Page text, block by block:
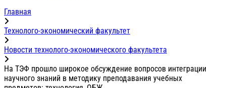
Главная
Технолого-экономический факультет
Новости технолого-экономического факультета
На ТЭФ прошло широкое обсуждение вопросов интеграции
научного знаний в методику преподавания учебных